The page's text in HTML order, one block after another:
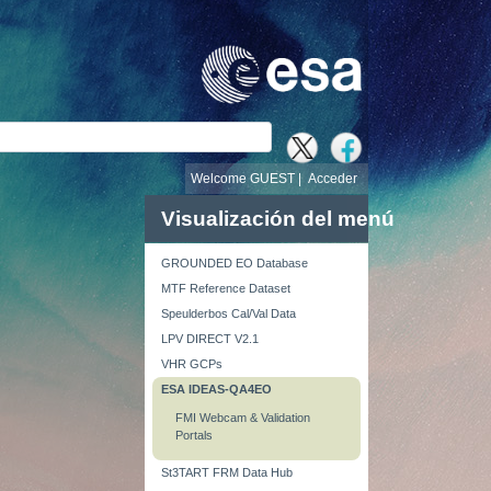
Acceder
Welcome GUEST |
Visualización del menú
GROUNDED EO Database
MTF Reference Dataset
Speulderbos Cal/Val Data
LPV DIRECT V2.1
VHR GCPs
ESA IDEAS-QA4EO
FMI Webcam & Validation
Portals
St3TART FRM Data Hub